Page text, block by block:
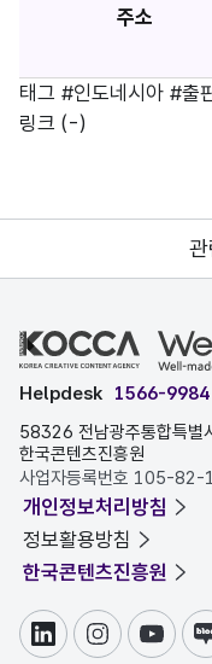
주소
태그 #인도네시아 #출
링크 (-)
관
Helpdesk 1566-9984
58326 전남광주통합특별
한국콘텐츠진흥원
사업자등록번호 105-
개인정보처리방침
정보활용방침
한국콘텐츠진흥원
링크드인인스타그램
유튜브